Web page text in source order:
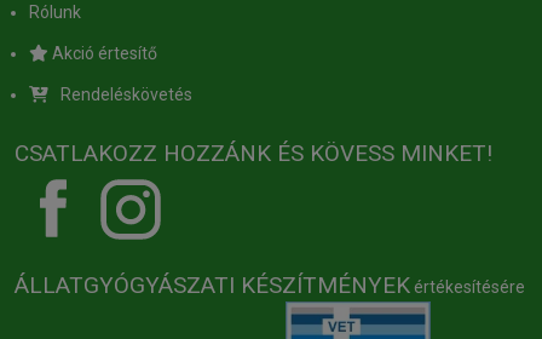
Rólunk
Akció értesítő
Rendeléskövetés
CSATLAKOZZ HOZZÁNK ÉS KÖVESS MINKET!
ÁLLATGYÓGYÁSZATI KÉSZÍTMÉNYEK értékesítésére